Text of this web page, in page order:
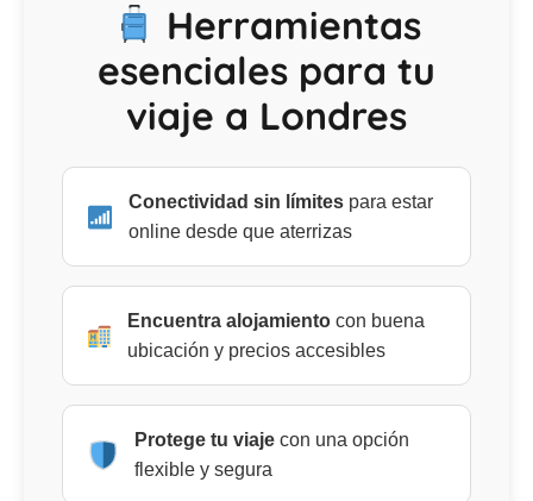
Herramientas
esenciales para tu
viaje a Londres
Conectividad sin límitespara estar
online desde que aterrizas
Encuentra alojamientocon buena
ubicación y precios accesibles
Protege tu viajecon una opción
flexible y segura